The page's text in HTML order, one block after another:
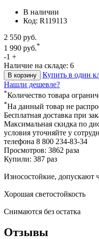
В наличии
Код: R119113
2 550 руб.
1 990 руб.*
-1 +
Наличие на складе: 6
В корзину
Купить в один
Нашли дешевле?
*Количество товара
*На данный товар не
Бесплатная доставка при
Максимальная скидка по
условия уточняйте у
телефона 8 800 234-83-34
Просмотров: 3862 раза
Купили: 387 раз
Износостойкие, допускают
Хорошая светостойкость
Снимаются без остатка
Отзывы